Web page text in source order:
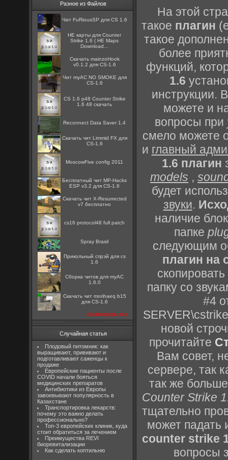
Разное из Файлов
Чит FuRiousSP для CS 1.6
HE карты для Counter
Strike 1.6 ( HE Maps
Download...
Скачать mainzoHook
v0.1.2 для CS-1.6
Чит myAC NO SMOKE для
CS-1.6
CS 1.6 p48 Counter Strike
1.6 48 скачать
Reconnect Data Saver 1.4
Скачать чит Limmid FX для
CS-1.6
MoscowFive config 2011
Бесплатный чит MP-Hacks
ESP v3.2 для CS-1.6
Скачать чит X-Resurrected
v7 бесплатно
cs16 protocol48 full patch
Spray Brasil
Прикольный спрэй для cs
1.6
Сборка читов для myAC
1.6.0
Скачать чит morihaeq b15
для CS-1.6
посмотреть все
Случайная статья
Плодовый питомник: как
выращивают, прививают и
подготавливают саженцы к
продаже
Европейские пациенты после
COVID начали бояться
медицинских препаратов
Антибиотики из Европы
завоевывают популярность в
Казахстане
Транспортировка лекарств:
почему это важно делать
профессионально?
Топ-3 европейских клиник, куда
стоит обратиться за лечением
Преимущества REVI
биоревитализации
Как сделать коптильню
На этой
такое плагин
такое
более
функций,
1.6
инструкции.
можете и
вопросы при
смело можете
и главный
1.6 плагин
models ,
будет
звуки.
наличие
папке
следующим
плагин на
папку со
#4
новой
прочитайте
Вам совет,
сервере, так
так же
Counter Strike
тщательно
может падать
counter strike
вопросы